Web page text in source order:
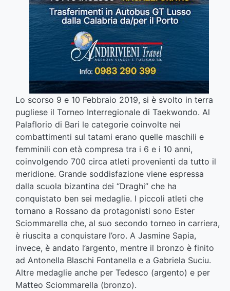
Lo scorso 9 e 10 Febbraio 2019, si è svolto in terra
pugliese il Torneo Interregionale di Taekwondo. Al
Palaflorio di Bari le categorie coinvolte nei
combattimenti sul tatami erano quelle maschili e
femminili con età compresa tra i 6 e i 10 anni,
coinvolgendo 700 circa atleti provenienti da tutto il
meridione. Grande soddisfazione viene espressa
dalla scuola bizantina dei “Draghi” che ha
conquistato ben sei medaglie. I piccoli atleti che
tornano a Rossano da protagonisti sono Ester
Sciommarella che, al suo secondo torneo in carriera,
è riuscita a conquistare l’oro. A Jasmine Sapia,
invece, è andato l’argento, mentre il bronzo è finito
ad Antonella Blaschi Fontanella e a Gabriela Suciu.
Altre medaglie anche per Tedesco (argento) e per
Matteo Sciommarella (bronzo).